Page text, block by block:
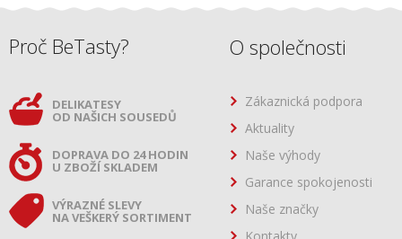
Proč BeTasty?
DELIKATESY
OD NAŠICH SOUSEDŮ
DOPRAVA DO 24 HODIN
U ZBOŽÍ SKLADEM
VÝRAZNÉ SLEVY
NA VEŠKERÝ SORTIMENT
O společnosti
Zákaznická podpora
Aktuality
Naše výhody
Garance spokojenosti
Naše značky